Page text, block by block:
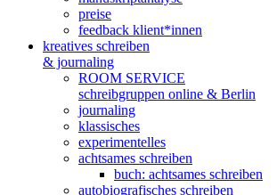
preise
feedback klient*innen
kreatives schreiben
& journaling
ROOM SERVICE
schreibgruppen online & Berlin
journaling
klassisches
experimentelles
achtsames schreiben
buch: achtsames schreiben
autobiografisches schreiben